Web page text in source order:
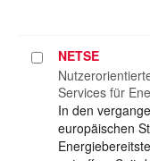
Projekt
auswählen
NETSE
Services für
In den
europäischen